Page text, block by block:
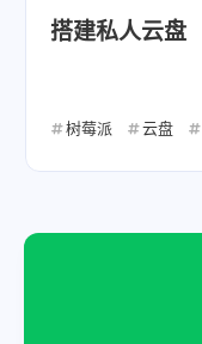
搭建私人云盘
树莓派 云盘